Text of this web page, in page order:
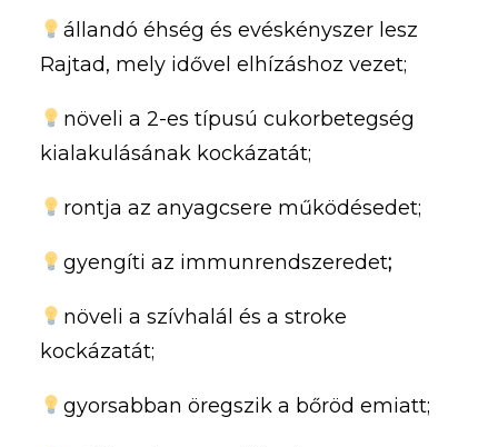
állandó éhség és evéskényszer lesz
Rajtad, mely idővel elhízáshoz vezet;
növeli a 2-es típusú cukorbetegség
kialakulásának kockázatát;
rontja az anyagcsere működésedet;
gyengíti az immunrendszeredet;
növeli a szívhalál és a stroke
kockázatát;
gyorsabban öregszik a bőröd emiatt;